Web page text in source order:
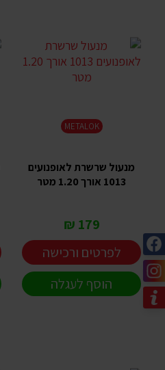
METALOK
מנעול שרשרת לאופנועים
1013 אורך 1.20 מטר
179 ₪
לפרטים ורכישה
הוסף לעגלה